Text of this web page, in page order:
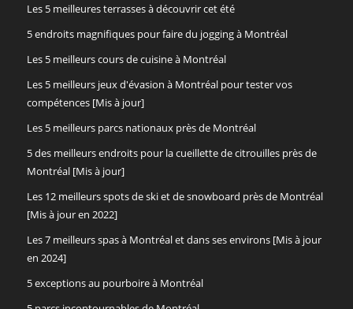
Les 5 meilleures terrasses à découvrir cet été
5 endroits magnifiques pour faire du jogging à Montréal
Les 5 meilleurs cours de cuisine à Montréal
Les 5 meilleurs jeux d'évasion à Montréal pour tester vos
compétences [Mis à jour]
Les 5 meilleurs parcs nationaux près de Montréal
5 des meilleurs endroits pour la cueillette de citrouilles près de
Montréal [Mis à jour]
Les 12 meilleurs spots de ski et de snowboard près de Montréal
[Mis à jour en 2022]
Les 7 meilleurs spas à Montréal et dans ses environs [Mis à jour
en 2024]
5 exceptions au pourboire à Montréal